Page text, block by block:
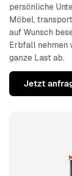
persönliche
Möbel,
auf Wunsch
Erbfall nehmen
ganze Last ab.
Jetzt